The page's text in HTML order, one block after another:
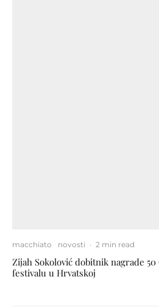
macchiato novosti · 2 min read
Zijah Sokolović dobitnik nagrade
festivalu u Hrvatskoj